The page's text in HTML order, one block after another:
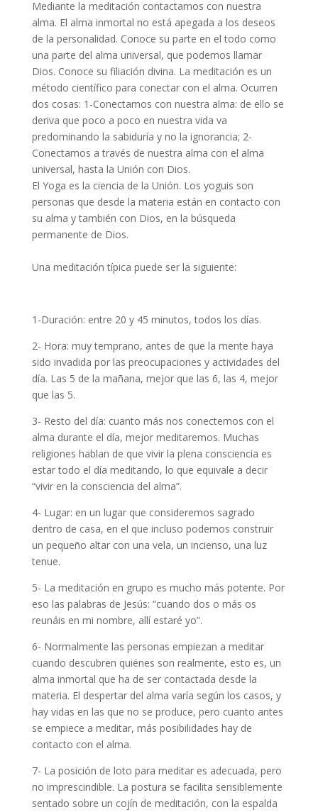
Mediante la meditación contactamos con nuestra
alma. El alma inmortal no está apegada a los deseos
de la personalidad. Conoce su parte en el todo como
una parte del alma universal, que podemos llamar
Dios. Conoce su filiación divina. La meditación es un
método científico para conectar con el alma. Ocurren
dos cosas: 1-Conectamos con nuestra alma: de ello se
deriva que poco a poco en nuestra vida va
predominando la sabiduría y no la ignorancia; 2-
Conectamos a través de nuestra alma con el alma
universal, hasta la Unión con Dios.
El Yoga es la ciencia de la Unión. Los yoguis son
personas que desde la materia están en contacto con
su alma y también con Dios, en la búsqueda
permanente de Dios.
Una meditación típica puede ser la siguiente:
1-Duración: entre 20 y 45 minutos, todos los días.
2- Hora: muy temprano, antes de que la mente haya
sido invadida por las preocupaciones y actividades del
día. Las 5 de la mañana, mejor que las 6, las 4, mejor
que las 5.
3- Resto del día: cuanto más nos conectemos con el
alma durante el día, mejor meditaremos. Muchas
religiones hablan de que vivir la plena consciencia es
estar todo el día meditando, lo que equivale a decir
“vivir en la consciencia del alma”.
4- Lugar: en un lugar que consideremos sagrado
dentro de casa, en el que incluso podemos construir
un pequeño altar con una vela, un incienso, una luz
tenue.
5- La meditación en grupo es mucho más potente. Por
eso las palabras de Jesús: “cuando dos o más os
reunáis en mi nombre, allí estaré yo”.
6- Normalmente las personas empiezan a meditar
cuando descubren quiénes son realmente, esto es, un
alma inmortal que ha de ser contactada desde la
materia. El despertar del alma varía según los casos, y
hay vidas en las que no se produce, pero cuanto antes
se empiece a meditar, más posibilidades hay de
contacto con el alma.
7- La posición de loto para meditar es adecuada, pero
no imprescindible. La postura se facilita sensiblemente
sentado sobre un cojín de meditación, con la espalda